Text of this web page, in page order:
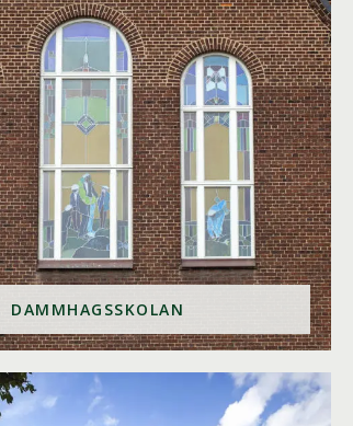
DAMMHAGSSKOLAN